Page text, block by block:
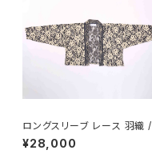
ロングスリーブ レース 羽織 /
ネイビーホワイト
¥28,000